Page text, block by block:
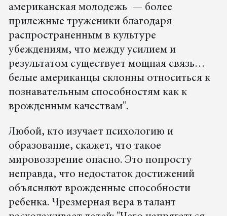
американская молодежь — более
прилежные труженики благодаря
распространенным в культуре
убеждениям, что между усилием и
результатом существует мощная связь…
белые американцы склонны относиться к
познавательным способностям как к
врожденным качествам".
Любой, кто изучает психологию и
образование, скажет, что такое
мировоззрение опасно. Это попросту
неправда, что недостаток достижений
объясняют врожденные способности
ребенка. Чрезмерная вера в талант